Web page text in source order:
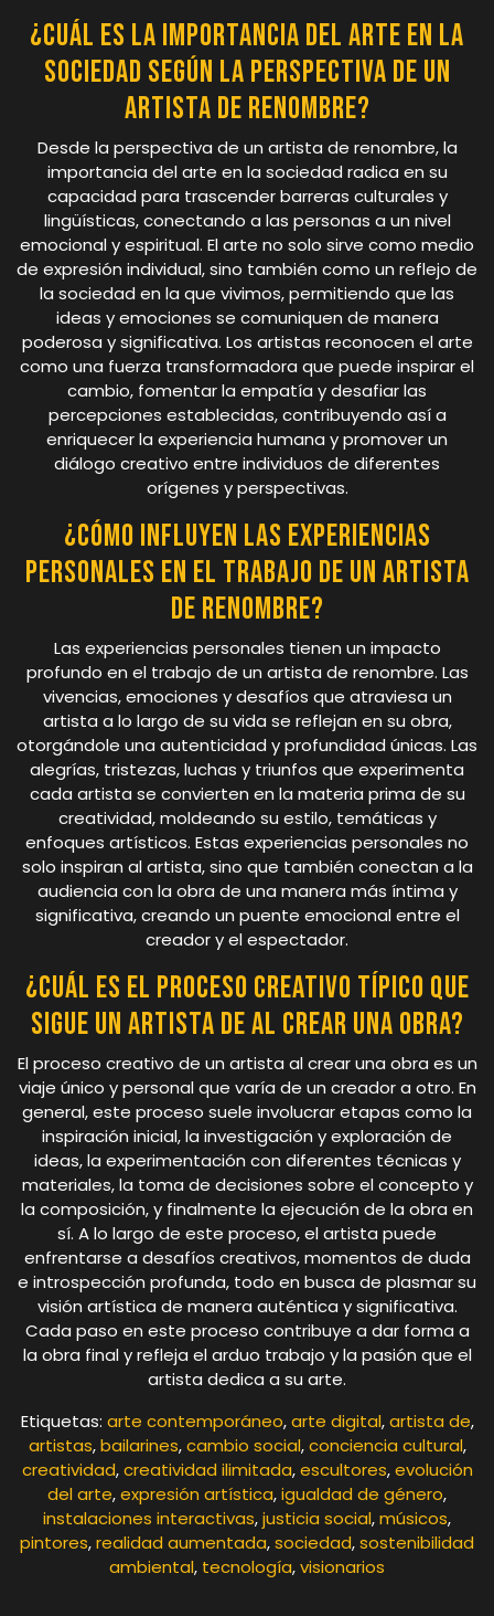
¿Cuál es la importancia del arte en la
sociedad según la perspectiva de un
artista de renombre?
Desde la perspectiva de un artista de renombre, la
importancia del arte en la sociedad radica en su
capacidad para trascender barreras culturales y
lingüísticas, conectando a las personas a un nivel
emocional y espiritual. El arte no solo sirve como medio
de expresión individual, sino también como un reflejo de
la sociedad en la que vivimos, permitiendo que las
ideas y emociones se comuniquen de manera
poderosa y significativa. Los artistas reconocen el arte
como una fuerza transformadora que puede inspirar el
cambio, fomentar la empatía y desafiar las
percepciones establecidas, contribuyendo así a
enriquecer la experiencia humana y promover un
diálogo creativo entre individuos de diferentes
orígenes y perspectivas.
¿Cómo influyen las experiencias
personales en el trabajo de un artista
de renombre?
Las experiencias personales tienen un impacto
profundo en el trabajo de un artista de renombre. Las
vivencias, emociones y desafíos que atraviesa un
artista a lo largo de su vida se reflejan en su obra,
otorgándole una autenticidad y profundidad únicas. Las
alegrías, tristezas, luchas y triunfos que experimenta
cada artista se convierten en la materia prima de su
creatividad, moldeando su estilo, temáticas y
enfoques artísticos. Estas experiencias personales no
solo inspiran al artista, sino que también conectan a la
audiencia con la obra de una manera más íntima y
significativa, creando un puente emocional entre el
creador y el espectador.
¿Cuál es el proceso creativo típico que
sigue un artista de al crear una obra?
El proceso creativo de un artista al crear una obra es un
viaje único y personal que varía de un creador a otro. En
general, este proceso suele involucrar etapas como la
inspiración inicial, la investigación y exploración de
ideas, la experimentación con diferentes técnicas y
materiales, la toma de decisiones sobre el concepto y
la composición, y finalmente la ejecución de la obra en
sí. A lo largo de este proceso, el artista puede
enfrentarse a desafíos creativos, momentos de duda
e introspección profunda, todo en busca de plasmar su
visión artística de manera auténtica y significativa.
Cada paso en este proceso contribuye a dar forma a
la obra final y refleja el arduo trabajo y la pasión que el
artista dedica a su arte.
Etiquetas: arte contemporáneo,arte digital,artista de,
artistas,bailarines,cambio social,conciencia cultural,
creatividad,creatividad ilimitada,escultores,evolución
del arte,expresión artística,igualdad de género,
instalaciones interactivas,justicia social,músicos,
pintores,realidad aumentada,sociedad,sostenibilidad
ambiental, tecnología,visionarios